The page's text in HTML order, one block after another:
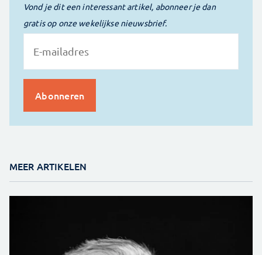
Vond je dit een interessant artikel, abonneer je dan
gratis op onze wekelijkse nieuwsbrief.
MEER ARTIKELEN